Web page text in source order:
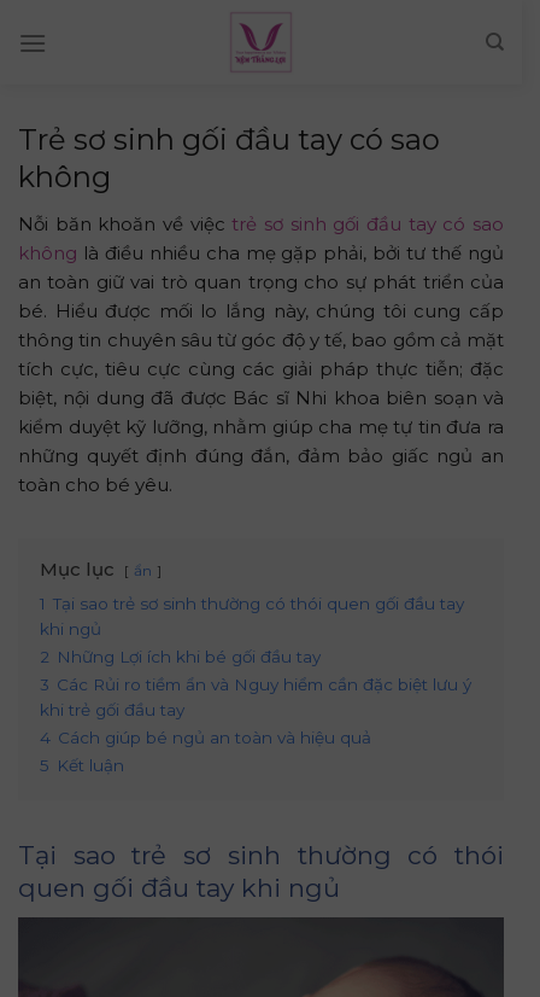
Trẻ sơ sinh gối đầu tay có sao
không
Nỗi băn khoăn về việctrẻ sơ sinh gối đầu tay có sao
không là điều nhiều cha mẹ gặp phải, bởi tư thế ngủ
an toàn giữ vai trò quan trọng cho sự phát triển của
bé. Hiểu được mối lo lắng này, chúng tôi cung cấp
thông tin chuyên sâu từ góc độ y tế, bao gồm cả mặt
tích cực, tiêu cực cùng các giải pháp thực tiễn; đặc
biệt, nội dung đã được Bác sĩ Nhi khoa biên soạn và
kiểm duyệt kỹ lưỡng, nhằm giúp cha mẹ tự tin đưa ra
những quyết định đúng đắn, đảm bảo giấc ngủ an
toàn cho bé yêu.
Mục lục ẩn
1 Tại sao trẻ sơ sinh thường có thói quen gối đầu tay
khi ngủ
2 Những Lợi ích khi bé gối đầu tay
3 Các Rủi ro tiềm ẩn và Nguy hiểm cần đặc biệt lưu ý
khi trẻ gối đầu tay
4 Cách giúp bé ngủ an toàn và hiệu quả
5 Kết luận
Tại sao trẻ sơ sinh thường có thói
quen gối đầu tay khi ngủ